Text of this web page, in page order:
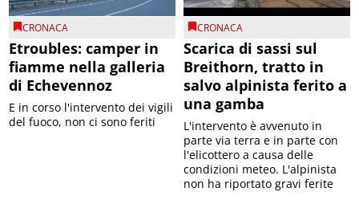
CRONACA
Etroubles: camper in
fiamme nella galleria
di Echevennoz
E in corso l'intervento dei vigili
del fuoco, non ci sono feriti
CRONACA
Scarica di sassi sul
Breithorn, tratto in
salvo alpinista ferito a
una gamba
L'intervento è avvenuto in
parte via terra e in parte con
l'elicottero a causa delle
condizioni meteo. L'alpinista
non ha riportato gravi ferite